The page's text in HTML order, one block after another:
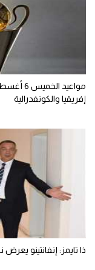
إفريقيا والكونفدرالية
ذا تايمز: إنفانتينو يعرض نهائي مونديال